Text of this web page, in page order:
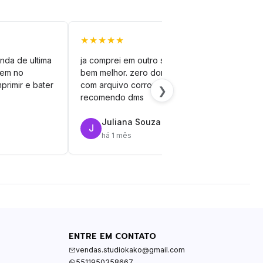
de ultima
no
e bater
★★★★★
ja comprei em outro site mas esse é
bem melhor. zero dor de cabeça
com arquivo corrompido.
recomendo dms
J
Juliana Souza
há 1 mês
❯
ENTRE EM CONTATO
vendas.studiokako@gmail.com